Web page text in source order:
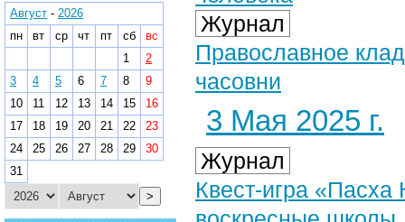
Журнал
Православное
часовни
3 Мая 2025 г.
Журнал
Квест-игра
Август - 2026
пн
вт ср чт пт сб
вс
1
2
3
4 5 6 7 8
9
10
11 12 13 14 15
16
17
18 19 20 21 22
23
24
25 26 27 28 29
30
31
>